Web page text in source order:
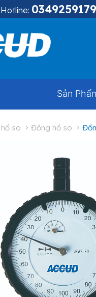
Hotline: 0349259179
Sản
hồ so đồng hồ so